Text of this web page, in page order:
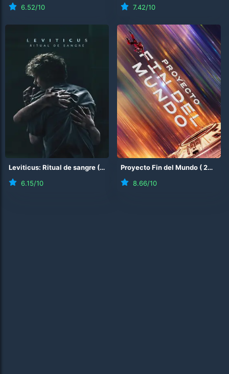
6.52/10
7.42/10
Leviticus: Ritual de sangre ( 2026
)
6.15/10
Proyecto Fin del Mundo (2026
8.66/10